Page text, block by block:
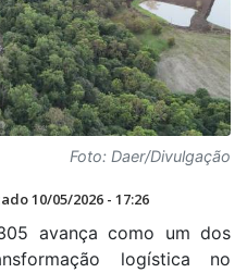
Foto: Daer/Divulgação
10/05/2026 - 17:26
avança como um dos
logística no